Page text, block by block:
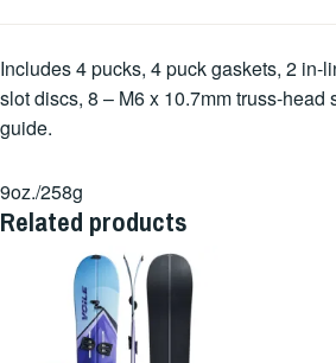
Includes 4 pucks, 4 puck gaskets, 2 in-
slot discs, 8 – M6 x 10.7mm truss-head
guide.
9oz./258g
Related products